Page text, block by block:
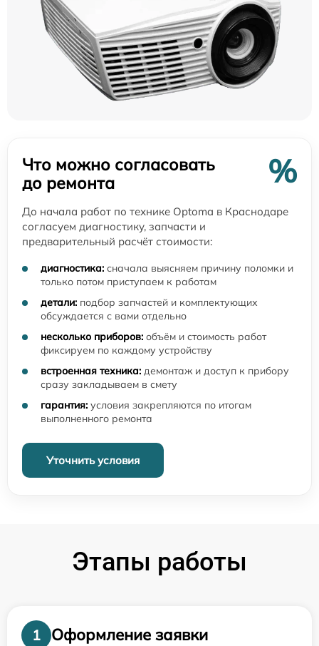
Что можно согласовать
до ремонта
%
До начала работ по технике Optoma в Краснодаре
согласуем диагностику, запчасти и
предварительный расчёт стоимости:
диагностика: сначала выясняем причину поломки и
только потом приступаем к работам
детали: подбор запчастей и комплектующих
обсуждается с вами отдельно
несколько приборов: объём и стоимость работ
фиксируем по каждому устройству
встроенная техника: демонтаж и доступ к прибору
сразу закладываем в смету
гарантия: условия закрепляются по итогам
выполненного ремонта
Уточнить условия
Этапы работы
1
Оформление заявки